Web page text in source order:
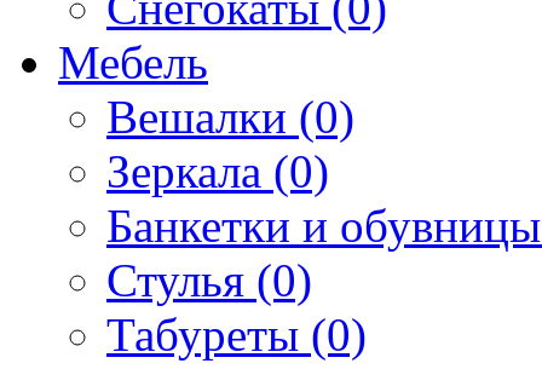
Мебель
Вешалки (0)
Зеркала (0)
Банкетки и
Стулья (0)
Табуреты (0)